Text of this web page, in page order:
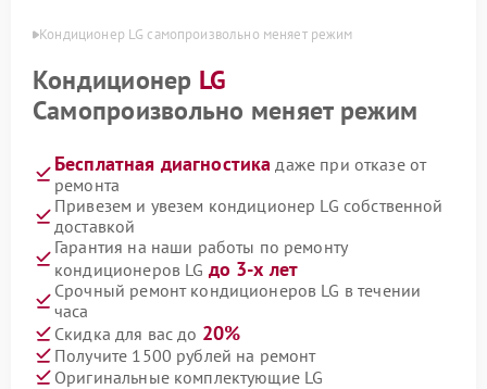
Кондиционер LG самопроизвольно меняет режим
Кондиционер LG
Самопроизвольно меняет режим
Бесплатная диагностика даже при отказе от
ремонта
Привезем и увезем кондиционер LG собственной
доставкой
Гарантия на наши работы по ремонту
кондиционеров LG до 3-х лет
Срочный ремонт кондиционеров LG в течении
часа
Скидка для вас до 20%
Получите 1500 рублей на ремонт
Оригинальные комплектующие LG